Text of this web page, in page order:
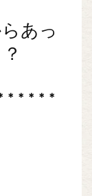
あっ
＊＊＊＊＊